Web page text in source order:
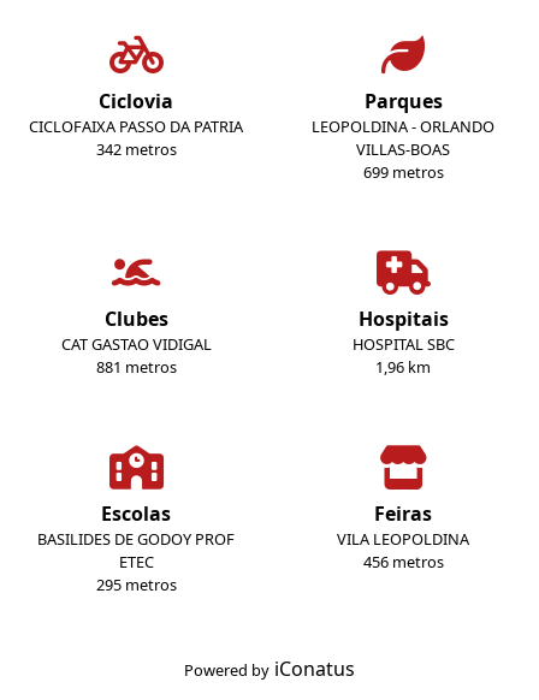
Ciclovia
CICLOFAIXA PASSO DA PATRIA
342 metros
Parques
LEOPOLDINA - ORLANDO
VILLAS-BOAS
699 metros
Clubes
CAT GASTAO VIDIGAL
881 metros
Hospitais
HOSPITAL SBC
1,96 km
Escolas
BASILIDES DE GODOY PROF
ETEC
295 metros
Feiras
VILA LEOPOLDINA
456 metros
Powered by iConatus